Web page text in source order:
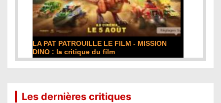
DE LA COMÉDIE-FRANÇAISE : la critique du
film
Les dernières critiques